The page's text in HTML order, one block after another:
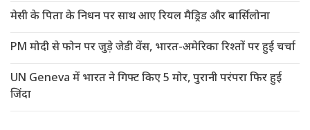
मेसी के पिता के निधन पर साथ आए रियल मैड्रिड और बार्सिलोना
PM मोदी से फोन पर जुड़े जेडी वेंस, भारत-अमेरिका रिश्तों पर हुई चर्चा
UN Geneva में भारत ने गिफ्ट किए 5 मोर, पुरानी परंपरा फिर हुई
जिंदा